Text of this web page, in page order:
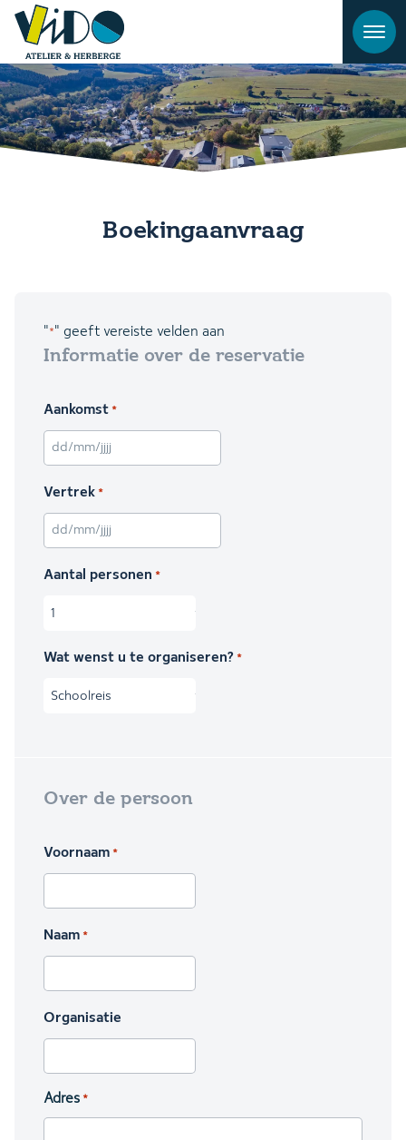
Boekingaanvraag
"*" geeft vereiste velden aan
Informatie over de reservatie
Aankomst *
DD slash MM slash JJJJ
Vertrek *
DD slash MM slash JJJJ
Aantal personen *
Wat wenst u te organiseren? *
Over de persoon
Voornaam *
Naam *
Organisatie
Adres *